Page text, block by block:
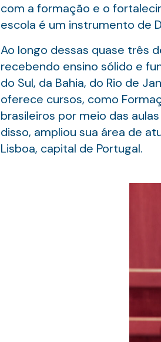
com a formação e o
escola é um instrumento de
Ao longo dessas quase três
recebendo ensino sólido e
do Sul, da Bahia, do Rio de
oferece cursos, como
brasileiros por meio das
disso, ampliou sua área de
Lisboa, capital de Portugal.